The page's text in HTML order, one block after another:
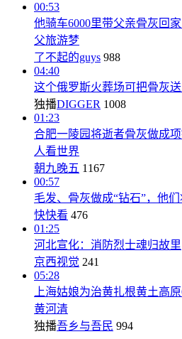
00:53
他骑车6000里带父亲骨灰回
父旅游梦
了不起的guys 988
04:40
这个俄罗斯火葬场可把骨灰
独播DIGGER 1008
01:23
合肥一陵园将逝者骨灰做成
人看世界
朝九晚五 1167
00:57
毛发、骨灰做成“钻石”，他
快快看 476
01:25
河北宣化：消防烈士魂归故里
京西视觉 241
05:28
上海姑娘为治黄扎根黄土高
黄河清
独播吾乡与吾民 994